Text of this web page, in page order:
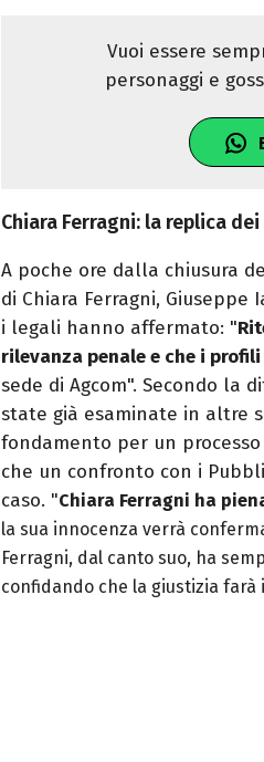
Vuoi essere
personaggi e
Chiara Ferragni: la replica
A poche ore dalla chiusura
di Chiara Ferragni,
i legali hanno affermato: "
rilevanza penale e che i
sede di Agcom". Secondo la
state già esaminate in altre
fondamento per un
che un confronto con i
caso. "Chiara Ferragni ha
la sua innocenza verrà
Ferragni, dal canto suo, ha
confidando che la giustizia